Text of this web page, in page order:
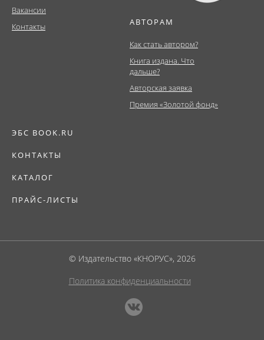
Вакансии
Контакты
АВТОРАМ
Как стать автором?
Книга издана. Что
дальше?
Авторская заявка
Премия «Золотой фонд»
ЭБС BOOK.RU
КОНТАКТЫ
КАТАЛОГ
ПРАЙС-ЛИСТЫ
© Издательство «КНОРУС», 2026
Политика конфиденциальности